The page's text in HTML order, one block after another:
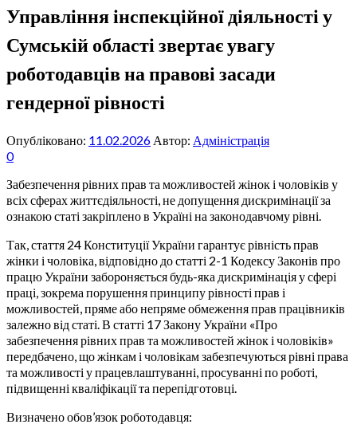
Управління інспекційної діяльності у
Сумській області звертає увагу
роботодавців на правові засади
гендерної рівності
Опубліковано: 11.02.2026 Автор: Адміністрація
0
Забезпечення рівних прав та можливостей жінок і чоловіків у
всіх сферах життєдіяльності, не допущення дискримінації за
ознакою статі закріплено в Україні на законодавчому рівні.
Так, стаття 24 Конституції України гарантує рівність прав
жінки і чоловіка, відповідно до статті 2-1 Кодексу Законів про
працю України забороняється будь-яка дискримінація у сфері
праці, зокрема порушення принципу рівності прав і
можливостей, пряме або непряме обмеження прав працівників
залежно від статі. В статті 17 Закону України «Про
забезпечення рівних прав та можливостей жінок і чоловіків»
передбачено, що жінкам і чоловікам забезпечуються рівні права
та можливості у працевлаштуванні, просуванні по роботі,
підвищенні кваліфікації та перепідготовці.
Визначено обов’язок роботодавця: